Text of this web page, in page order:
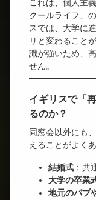
これは、個人主
クールライフ」
スでは、大学に
リと変わること
識が強いため、
せん。
イギリスで「
るのか？
同窓会以外にも
えることがよく
結婚式 ：共
大学の卒業
地元のパブ